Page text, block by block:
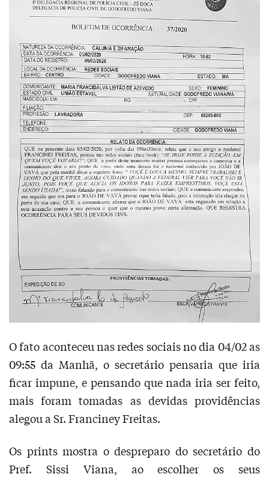
O fato aconteceu nas redes sociais no dia 04/02 as
09:55 da Manhã, o secretário pensaria que iria
ficar impune, e pensando que nada iria ser feito,
mais foram tomadas as devidas providências
alegou a Sr. Franciney Freitas.
Os prints mostra o despreparo do secretário do
Pref. Sissi Viana, ao escolher os seus